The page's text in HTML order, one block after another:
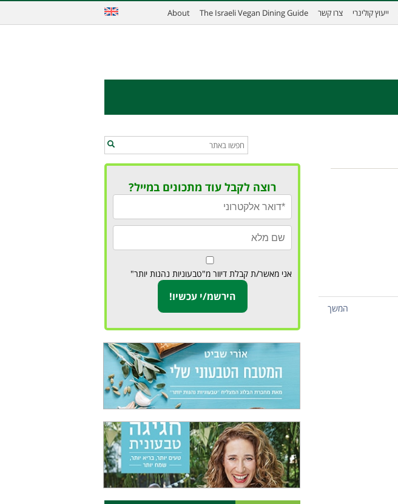
ייעוץ קולינרי צרו קשר The Israeli Vegan Dining Guide
About
המשך
רוצה לקבל עוד מתכונים במייל?
אני מאשר/ת קבלת דיוור מ"טבעוניות נהנות יותר"